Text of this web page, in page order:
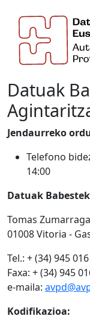
Datuak
Jendaurreko
Telefono
14:00
Datuak
Tomas
01008 Vitoria -
Tel.: + (34) 945
Faxa: + (34) 945
e-maila:
Kodifikazioa: